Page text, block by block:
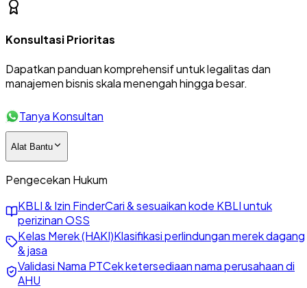
Konsultasi Prioritas
Dapatkan panduan komprehensif untuk legalitas dan
manajemen bisnis skala menengah hingga besar.
Tanya Konsultan
Alat Bantu
Pengecekan Hukum
KBLI & Izin FinderCari & sesuaikan kode KBLI untuk
perizinan OSS
Kelas Merek (HAKI)Klasifikasi perlindungan merek dagang
& jasa
Validasi Nama PTCek ketersediaan nama perusahaan di
AHU